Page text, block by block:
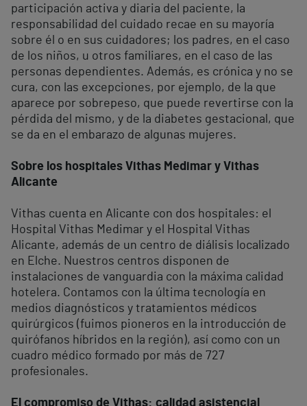
participación activa y diaria del paciente, la
responsabilidad del cuidado recae en su mayoría
sobre él o en sus cuidadores; los padres, en el caso
de los niños, u otros familiares, en el caso de las
personas dependientes. Además, es crónica y no se
cura, con las excepciones, por ejemplo, de la que
aparece por sobrepeso, que puede revertirse con la
pérdida del mismo, y de la diabetes gestacional, que
se da en el embarazo de algunas mujeres.
Sobre los hospitales Vithas Medimar y Vithas
Alicante
Vithas cuenta en Alicante con dos hospitales: el
Hospital Vithas Medimar y el Hospital Vithas
Alicante, además de un centro de diálisis localizado
en Elche. Nuestros centros disponen de
instalaciones de vanguardia con la máxima calidad
hotelera. Contamos con la última tecnología en
medios diagnósticos y tratamientos médicos
quirúrgicos (fuimos pioneros en la introducción de
quirófanos híbridos en la región), así como con un
cuadro médico formado por más de 727
profesionales.
El compromiso de Vithas: calidad asistencial